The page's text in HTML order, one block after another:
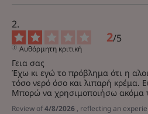
2/5
Αυθόρμητη κριτική
Γεια σας
Έχω κι εγώ το πρόβλημα ότι η
τόσο νερό όσο και λιπαρή κρέμα.
Μπορώ να χρησιμοποιήσω ακόμα
Review of4/8/2026 , reflecting an